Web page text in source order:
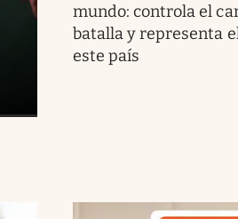
mundo: controla el
batalla y representa
este país